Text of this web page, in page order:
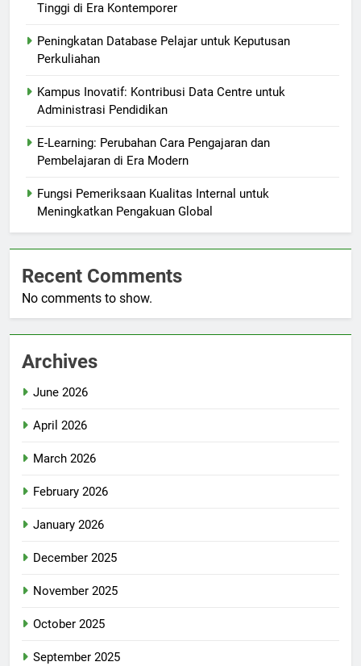
Tinggi di Era Kontemporer
Peningkatan Database Pelajar untuk Keputusan
Perkuliahan
Kampus Inovatif: Kontribusi Data Centre untuk
Administrasi Pendidikan
E-Learning: Perubahan Cara Pengajaran dan
Pembelajaran di Era Modern
Fungsi Pemeriksaan Kualitas Internal untuk
Meningkatkan Pengakuan Global
Recent Comments
No comments to show.
Archives
June 2026
April 2026
March 2026
February 2026
January 2026
December 2025
November 2025
October 2025
September 2025